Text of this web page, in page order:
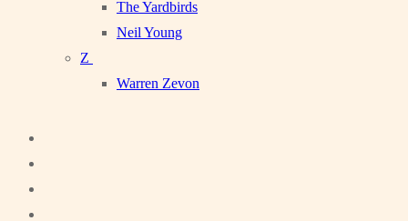
The Yardbirds
Neil Young
Z
Warren Zevon